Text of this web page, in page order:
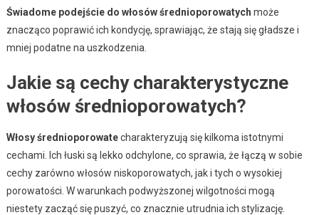
Świadome podejście do włosów średnioporowatych może
znacząco poprawić ich kondycję, sprawiając, że stają się gładsze i
mniej podatne na uszkodzenia.
Jakie są cechy charakterystyczne
włosów średnioporowatych?
Włosy średnioporowatecharakteryzują się kilkoma istotnymi
cechami. Ich łuski są lekko odchylone, co sprawia, że łączą w sobie
cechy zarówno włosów niskoporowatych, jak i tych o wysokiej
porowatości. W warunkach podwyższonej wilgotności mogą
niestety zacząć się puszyć, co znacznie utrudnia ich stylizację.